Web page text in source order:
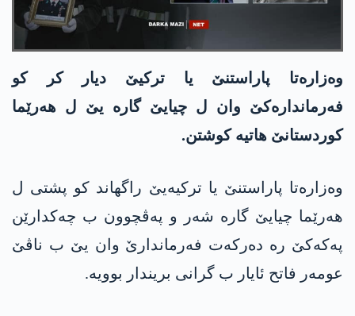
وەزارەتا پاراستنێ یا ترکیێ دیار کر کو
فەرماندارەکێ وان ل چیایێ گارە یێ ل هەرێما
کوردستانێ هاتیە کوشتن.
وەزارەتا پاراستنێ یا ترکیەیێ راگهاند کو پشتی ل
هەرێما چیایێ گارە شەر و پەڤچوون ب چه‌كدارێن
په‌كه‌كێ ره‌ دەرکەت فەرماندارێ وان یێ ب ناڤێ
عومه‌ر فاتح ئایار ب گرانی بریندار بوویە.